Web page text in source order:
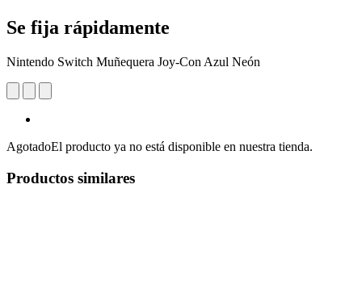
Se fija rápidamente
Nintendo Switch Muñequera Joy-Con Azul Neón
AgotadoEl producto ya no está disponible en nuestra tienda.
Productos similares